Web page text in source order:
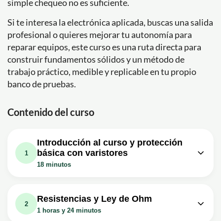
simple chequeo no es suficiente.
Si te interesa la electrónica aplicada, buscas una salida
profesional o quieres mejorar tu autonomía para
reparar equipos, este curso es una ruta directa para
construir fundamentos sólidos y un método de
trabajo práctico, medible y replicable en tu propio
banco de pruebas.
Contenido del curso
1
Introducción al curso y protección
básica con varistores
18 minutos
Ejercicio: ¿Qué es un varistor en una placa electrónica?
2
Resistencias y Ley de Ohm
1 horas y 24 minutos